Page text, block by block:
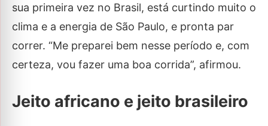
sua primeira vez no Brasil, está curtindo muito o
clima e a energia de São Paulo, e pronta par
correr. “Me preparei bem nesse período e, com
certeza, vou fazer uma boa corrida”, afirmou.
Jeito africano e jeito brasileiro